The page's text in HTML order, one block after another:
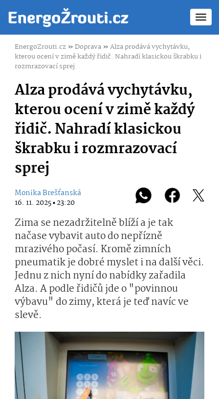
EnergoZrouti.cz»Doprava»Alza prodává vychytávku,
kterou ocení v zimě každý řidič. Nahradí klasickou škrabku i
rozmrazovací sprej
Alza prodává vychytávku,
kterou ocení v zimě každý
řidič. Nahradí klasickou
škrabku i rozmrazovací
sprej
Monika Brešťanská
16. 11. 2025 ▪ 23:20
Zima se nezadržitelně blíží a je tak
načase vybavit auto do nepřízně
mrazivého počasí. Kromě zimních
pneumatik je dobré myslet i na další věci.
Jednu z nich nyní do nabídky zařadila
Alza. A podle řidičů jde o "povinnou
výbavu" do zimy, která je teď navíc ve
slevě.